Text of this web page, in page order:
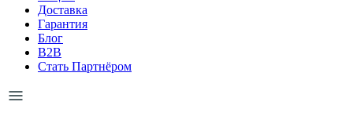
Доставка
Гарантия
Блог
B2B
Стать Партнёром